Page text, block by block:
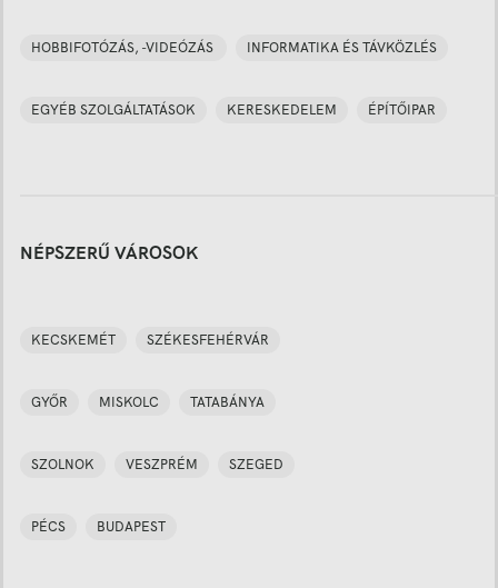
HOBBIFOTÓZÁS, -VIDEÓZÁS INFORMATIKA ÉS TÁVKÖZLÉS
EGYÉB SZOLGÁLTATÁSOK KERESKEDELEM ÉPÍTŐIPAR
NÉPSZERŰ VÁROSOK
KECSKEMÉT SZÉKESFEHÉRVÁR
GYŐR MISKOLC TATABÁNYA
SZOLNOK VESZPRÉM SZEGED
PÉCS BUDAPEST